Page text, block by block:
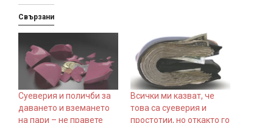
Свързани
Суеверия и поличби за
даването и вземането
на пари – не правете
Всички ми казват, че
това са суеверия и
простотии, но откакто го